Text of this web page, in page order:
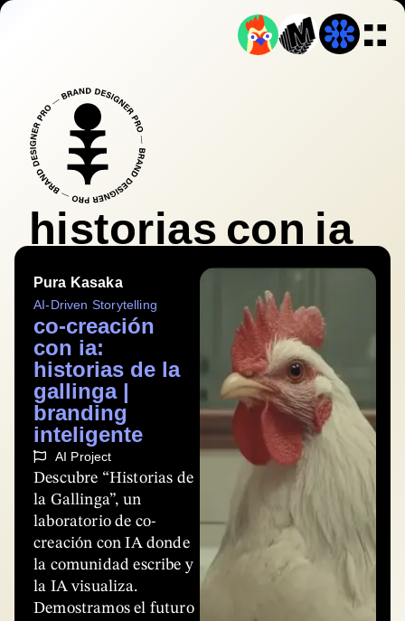
historias con ia
Pura Kasaka
AI-Driven Storytelling
co-creación
con ia:
historias de la
gallinga |
branding
inteligente
AI Project
Descubre “Historias de
la Gallinga”, un
laboratorio de co-
creación con IA donde
la comunidad escribe y
la IA visualiza.
Demostramos el futuro